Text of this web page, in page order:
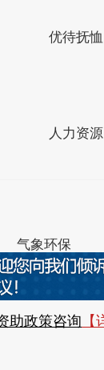
优待抚恤
人力资源
气象环保